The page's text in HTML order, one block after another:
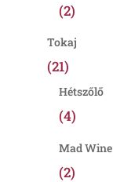
(2)
Tokaj
(21)
Hétszőlő
(4)
Mad Wine
(2)